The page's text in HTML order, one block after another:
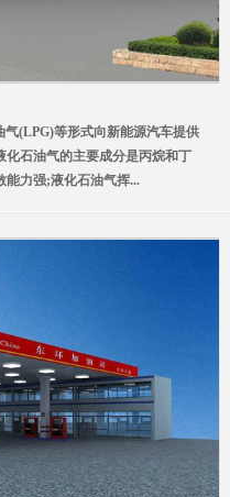
(LPG)等形式向新能源汽车提供
化石油气的主要成分是丙烷和丁
能力强;液化石油气挥...